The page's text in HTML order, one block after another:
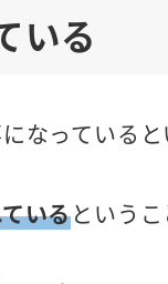
いる
なっていると
いるというこ